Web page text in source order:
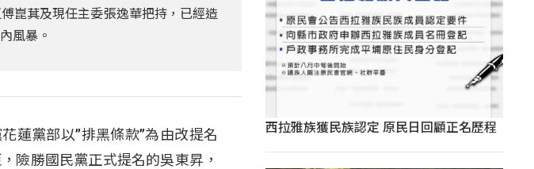
崑萁及現任主委張逸華把持，已經造
風暴。
蓮黨部以”排黑條款”為由改提名
險勝國民黨正式提名的吳東昇，
西拉雅族獲民族認定 原民日回顧正名歷程